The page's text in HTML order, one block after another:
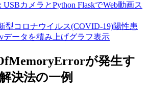
USBカメラとPython FlaskでWeb動画ス
型コロナウイルス(COVID-19)陽性患
データを積み上げグラフ表示
が発生す
決法の一例